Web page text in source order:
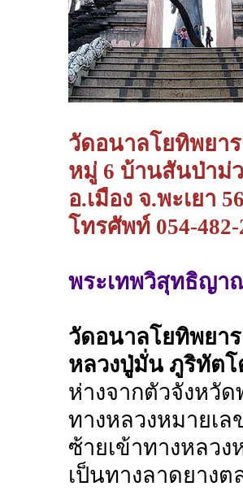
วัดอนาลโยทิพยา
หมู่ 6 บ้านสันป่าม่
อ.เมือง จ.พะเยา
โทรศัพท์ 054-482-
พระเทพวิสุทธิญา
วัดอนาลโยทิพยา
หลวงปู่มั่น ภูริทัต
ห่างจากตัวจังหวั
ทางหลวงหมายเล
ซ้ายเข้าทางหลวง
เป็นทางลาดยางต